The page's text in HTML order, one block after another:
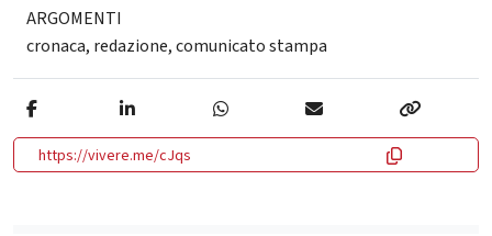
ARGOMENTI
cronaca, redazione,comunicato stampa
https://vivere.me/cJqs